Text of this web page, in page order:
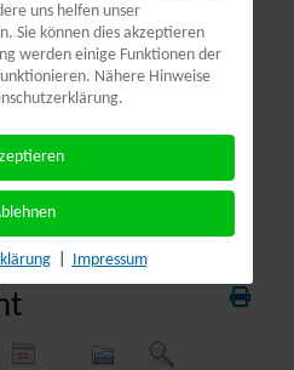
uns helfen unser
Sie können dies akzeptieren
werden einige Funktionen der
Nähere Hinweise
Impressum